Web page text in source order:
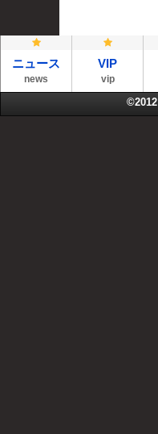
ニュース
news
VIP
vip
©2012